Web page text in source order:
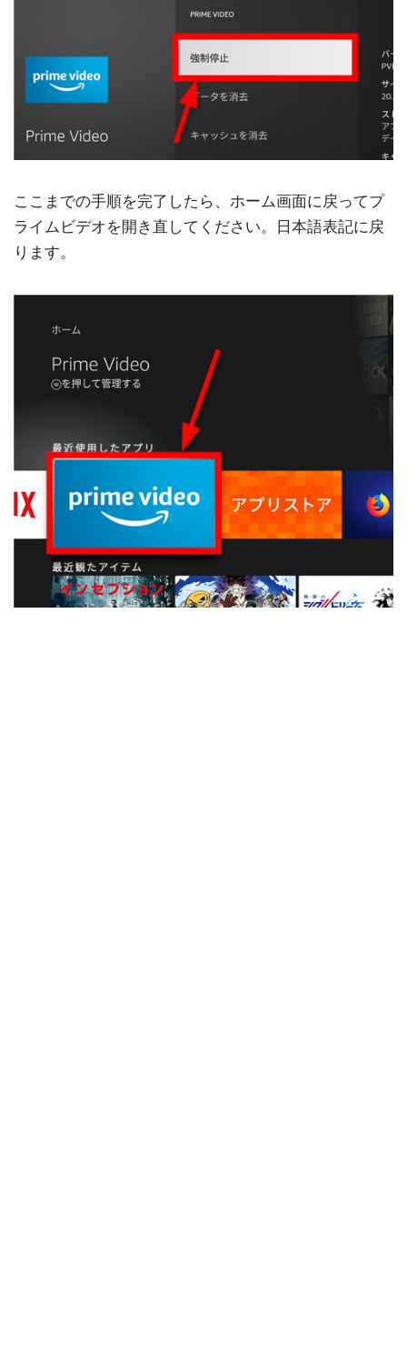
ここまでの手順を完了したら、ホーム画面に戻ってプ
ライムビデオを開き直してください。日本語表記に戻
ります。